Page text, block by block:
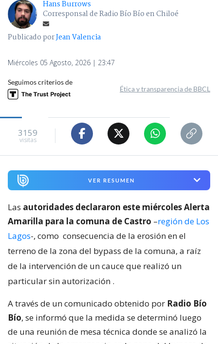
Hans Burrows
Corresponsal de Radio Bío Bío en Chiloé
Publicado porJean Valencia
Miércoles 05 Agosto, 2026 | 23:47
Seguimos criterios de
Ética y transparencia de BBCL
3159
visitas
VER RESUMEN
Las autoridades declararon este miércoles Alerta
Amarilla para la comuna de Castro –región de Los
Lagos-, como consecuencia de la erosión en el
terreno de la zona del bypass de la comuna, a raíz
de la intervención de un cauce que realizó un
particular sin autorización .
A través de un comunicado obtenido por Radio Bío
Bío, se informó que la medida se determinó luego
de una reunión de mesa técnica donde se analizó la